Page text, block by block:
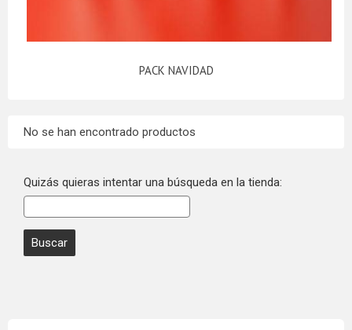
PACK NAVIDAD
No se han encontrado productos
Quizás quieras intentar una búsqueda en la tienda: